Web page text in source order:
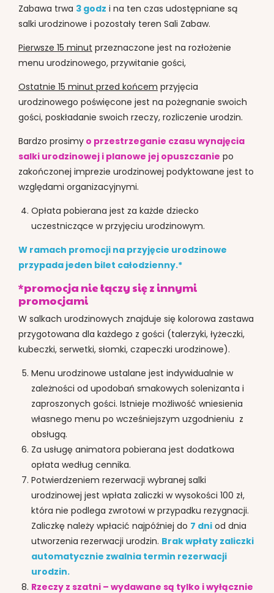
Zabawa trwa 3 godz i na ten czas udostępniane są
salki urodzinowe i pozostały teren Sali Zabaw.
Pierwsze 15 minut przeznaczone jest na rozłożenie
menu urodzinowego, przywitanie gości,
Ostatnie 15 minut przed końcem przyjęcia
urodzinowego poświęcone jest na pożegnanie swoich
gości, poskładanie swoich rzeczy, rozliczenie urodzin.
Bardzo prosimy o przestrzeganie czasu wynajęcia
salki urodzinowej i planowe jej opuszczanie po
zakończonej imprezie urodzinowej podyktowane jest to
względami organizacyjnymi.
Opłata pobierana jest za każde dziecko
uczestniczące w przyjęciu urodzinowym.
W ramach promocji na przyjęcie urodzinowe
przypada jeden bilet całodzienny.*
*promocja nie łączy się z innymi
promocjami
W salkach urodzinowych znajduje się kolorowa zastawa
przygotowana dla każdego z gości (talerzyki, łyżeczki,
kubeczki, serwetki, słomki, czapeczki urodzinowe).
Menu urodzinowe ustalane jest indywidualnie w
zależności od upodobań smakowych solenizanta i
zaproszonych gości. Istnieje możliwość wniesienia
własnego menu po wcześniejszym uzgodnieniu z
obsługą.
Za usługę animatora pobierana jest dodatkowa
opłata według cennika.
Potwierdzeniem rezerwacji wybranej salki
urodzinowej jest wpłata zaliczki w wysokości 100 zł,
która nie podlega zwrotowi w przypadku rezygnacji.
Zaliczkę należy wpłacić najpóźniej do 7 dni od dnia
utworzenia rezerwacji urodzin. Brak wpłaty zaliczki
automatycznie zwalnia termin rezerwacji
urodzin.
Rzeczy z szatni – wydawane są tylko i wyłącznie